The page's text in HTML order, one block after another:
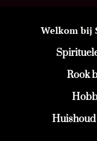
Welkom bij
Rook